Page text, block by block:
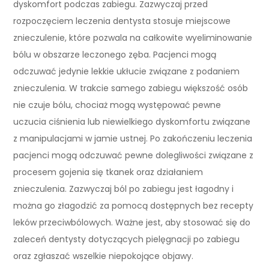
dyskomfort podczas zabiegu. Zazwyczaj przed
rozpoczęciem leczenia dentysta stosuje miejscowe
znieczulenie, które pozwala na całkowite wyeliminowanie
bólu w obszarze leczonego zęba. Pacjenci mogą
odczuwać jedynie lekkie ukłucie związane z podaniem
znieczulenia. W trakcie samego zabiegu większość osób
nie czuje bólu, chociaż mogą występować pewne
uczucia ciśnienia lub niewielkiego dyskomfortu związane
z manipulacjami w jamie ustnej. Po zakończeniu leczenia
pacjenci mogą odczuwać pewne dolegliwości związane z
procesem gojenia się tkanek oraz działaniem
znieczulenia. Zazwyczaj ból po zabiegu jest łagodny i
można go złagodzić za pomocą dostępnych bez recepty
leków przeciwbólowych. Ważne jest, aby stosować się do
zaleceń dentysty dotyczących pielęgnacji po zabiegu
oraz zgłaszać wszelkie niepokojące objawy.